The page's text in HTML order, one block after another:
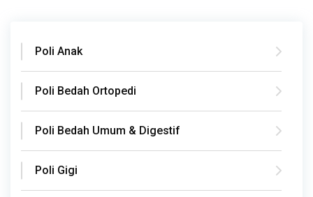
Poli Anak
Poli Bedah Ortopedi
Poli Bedah Umum & Digestif
Poli Gigi